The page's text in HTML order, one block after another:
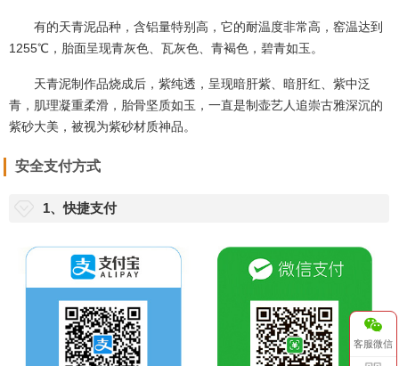
有的天青泥品种，含铝量特别高，它的耐温度非常高，窑温达到
1255℃ ，胎面呈现青灰色、瓦灰色、青褐色，碧青如玉。
天青泥制作品烧成后，紫纯透，呈现暗肝紫、暗肝红、紫中泛
青，肌理凝重柔滑，胎骨坚质如玉，一直是制壶艺人追崇古雅深沉的
紫砂大美，被视为紫砂材质神品。
安全支付方式
1、快捷支付
客服微信